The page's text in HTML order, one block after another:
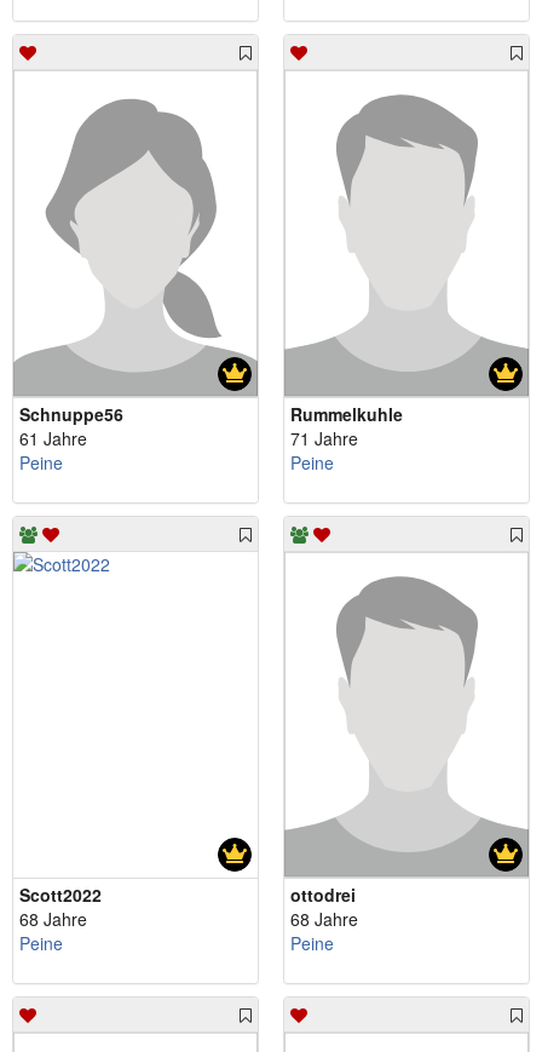
Schnuppe56
61 Jahre
Peine
Rummelkuhle
71 Jahre
Peine
Scott2022
68 Jahre
Peine
ottodrei
68 Jahre
Peine